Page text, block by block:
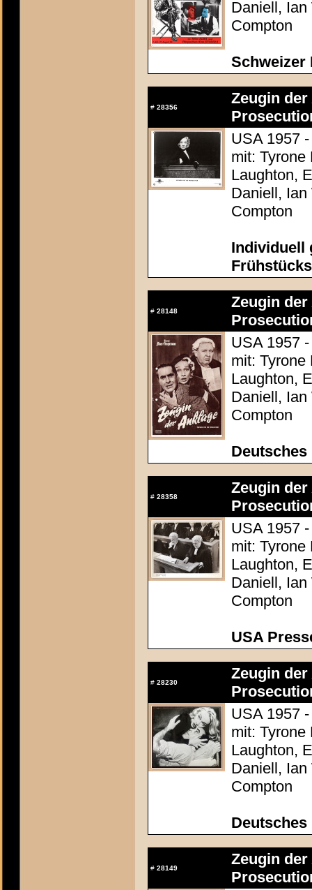
Daniell, Ian
Compton
Schweizer
# 28356
Zeugin
USA 1957
mit: Tyrone
Laughton,
Daniell, Ian
Compton
Individuell
# 28148
Zeugin
USA 1957
mit: Tyrone
Laughton,
Daniell, Ian
Compton
# 28358
Zeugin
USA 1957
mit: Tyrone
Laughton,
Daniell, Ian
Compton
USA
# 28230
Zeugin
USA 1957
mit: Tyrone
Laughton,
Daniell, Ian
Compton
# 28149
Zeugin